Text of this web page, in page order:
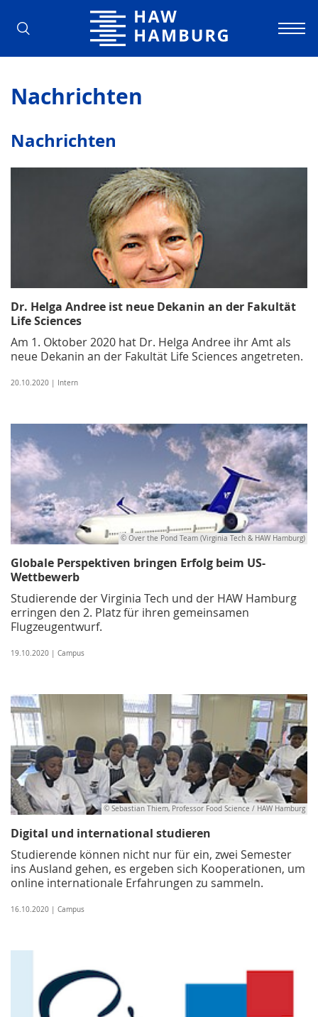
Hochschule für Angewandte
Nachrichten
Nachrichten
Dr. Helga Andree ist neue Dekanin an der Fakultät
Life Sciences
Am 1. Oktober 2020 hat Dr. Helga Andree ihr Amt als
neue Dekanin an der Fakultät Life Sciences angetreten.
20.10.2020 | Intern
© Over the Pond Team (Virginia Tech & HAW Hamburg)
Globale Perspektiven bringen Erfolg beim US-
Wettbewerb
Studierende der Virginia Tech und der HAW Hamburg
erringen den 2. Platz für ihren gemeinsamen
Flugzeugentwurf.
19.10.2020 | Campus
© Sebastian Thiem, Professor Food Science / HAW Hamburg
Digital und international studieren
Studierende können nicht nur für ein, zwei Semester
ins Ausland gehen, es ergeben sich Kooperationen, um
online internationale Erfahrungen zu sammeln.
16.10.2020 | Campus